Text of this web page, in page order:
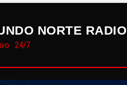
NORTE RADIO
· 24/7